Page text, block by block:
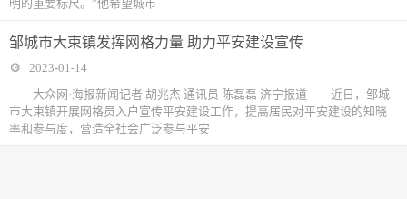
明的重要标尺。”他希望城市
邹城市大束镇发挥网格力量 助力平安建设宣传
2023-01-14
大众网·海报新闻记者 胡兆杰 通讯员 陈磊磊 济宁报道 近日，邹城
市大束镇开展网格员入户宣传平安建设工作，提高居民对平安建设的知晓
率和参与度，营造全社会广泛参与平安